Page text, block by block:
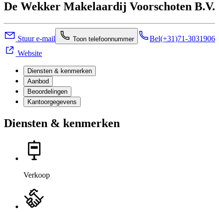
De Wekker Makelaardij Voorschoten B.V.
Stuur e-mail Toon telefoonnummer Bel(+31)71-3031906
Website
Diensten & kenmerken
Aanbod
Beoordelingen
Kantoorgegevens
Diensten & kenmerken
Verkoop